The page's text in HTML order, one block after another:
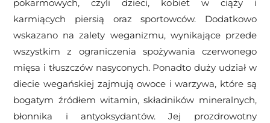
pokarmowych, czyli dzieci, kobiet w ciąży i
karmiących piersią oraz sportowców. Dodatkowo
wskazano na zalety weganizmu, wynikające przede
wszystkim z ograniczenia spożywania czerwonego
mięsa i tłuszczów nasyconych. Ponadto duży udział w
diecie wegańskiej zajmują owoce i warzywa, które są
bogatym źródłem witamin, składników mineralnych,
błonnika i antyoksydantów. Jej prozdrowotny